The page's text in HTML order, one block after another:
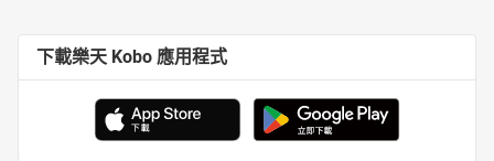
下載樂天 Kobo 應用程式